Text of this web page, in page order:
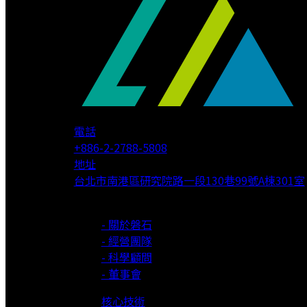
電話
+886-2-2788-5808
地址
台北市南港區研究院路一段130巷99號A棟301室
- 關於磐石
- 經營團隊
- 科學顧問
- 董事會
核心技術